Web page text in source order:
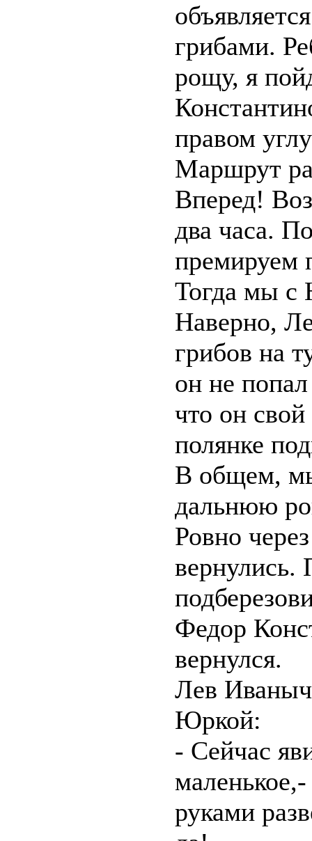
грибами.
рощу, я
правом
Маршрут
Вперед!
два часа.
премируем
Тогда мы с
Наверно,
грибов на
он не
что он
полянке
В общем,
дальнюю
Ровно
вернулись.
Федор
вернулся.
Лев
Юркой:
- Сейчас
руками